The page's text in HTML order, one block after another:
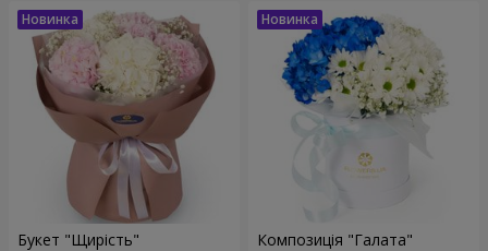
Букет "Щирість" Композиція "Галата"